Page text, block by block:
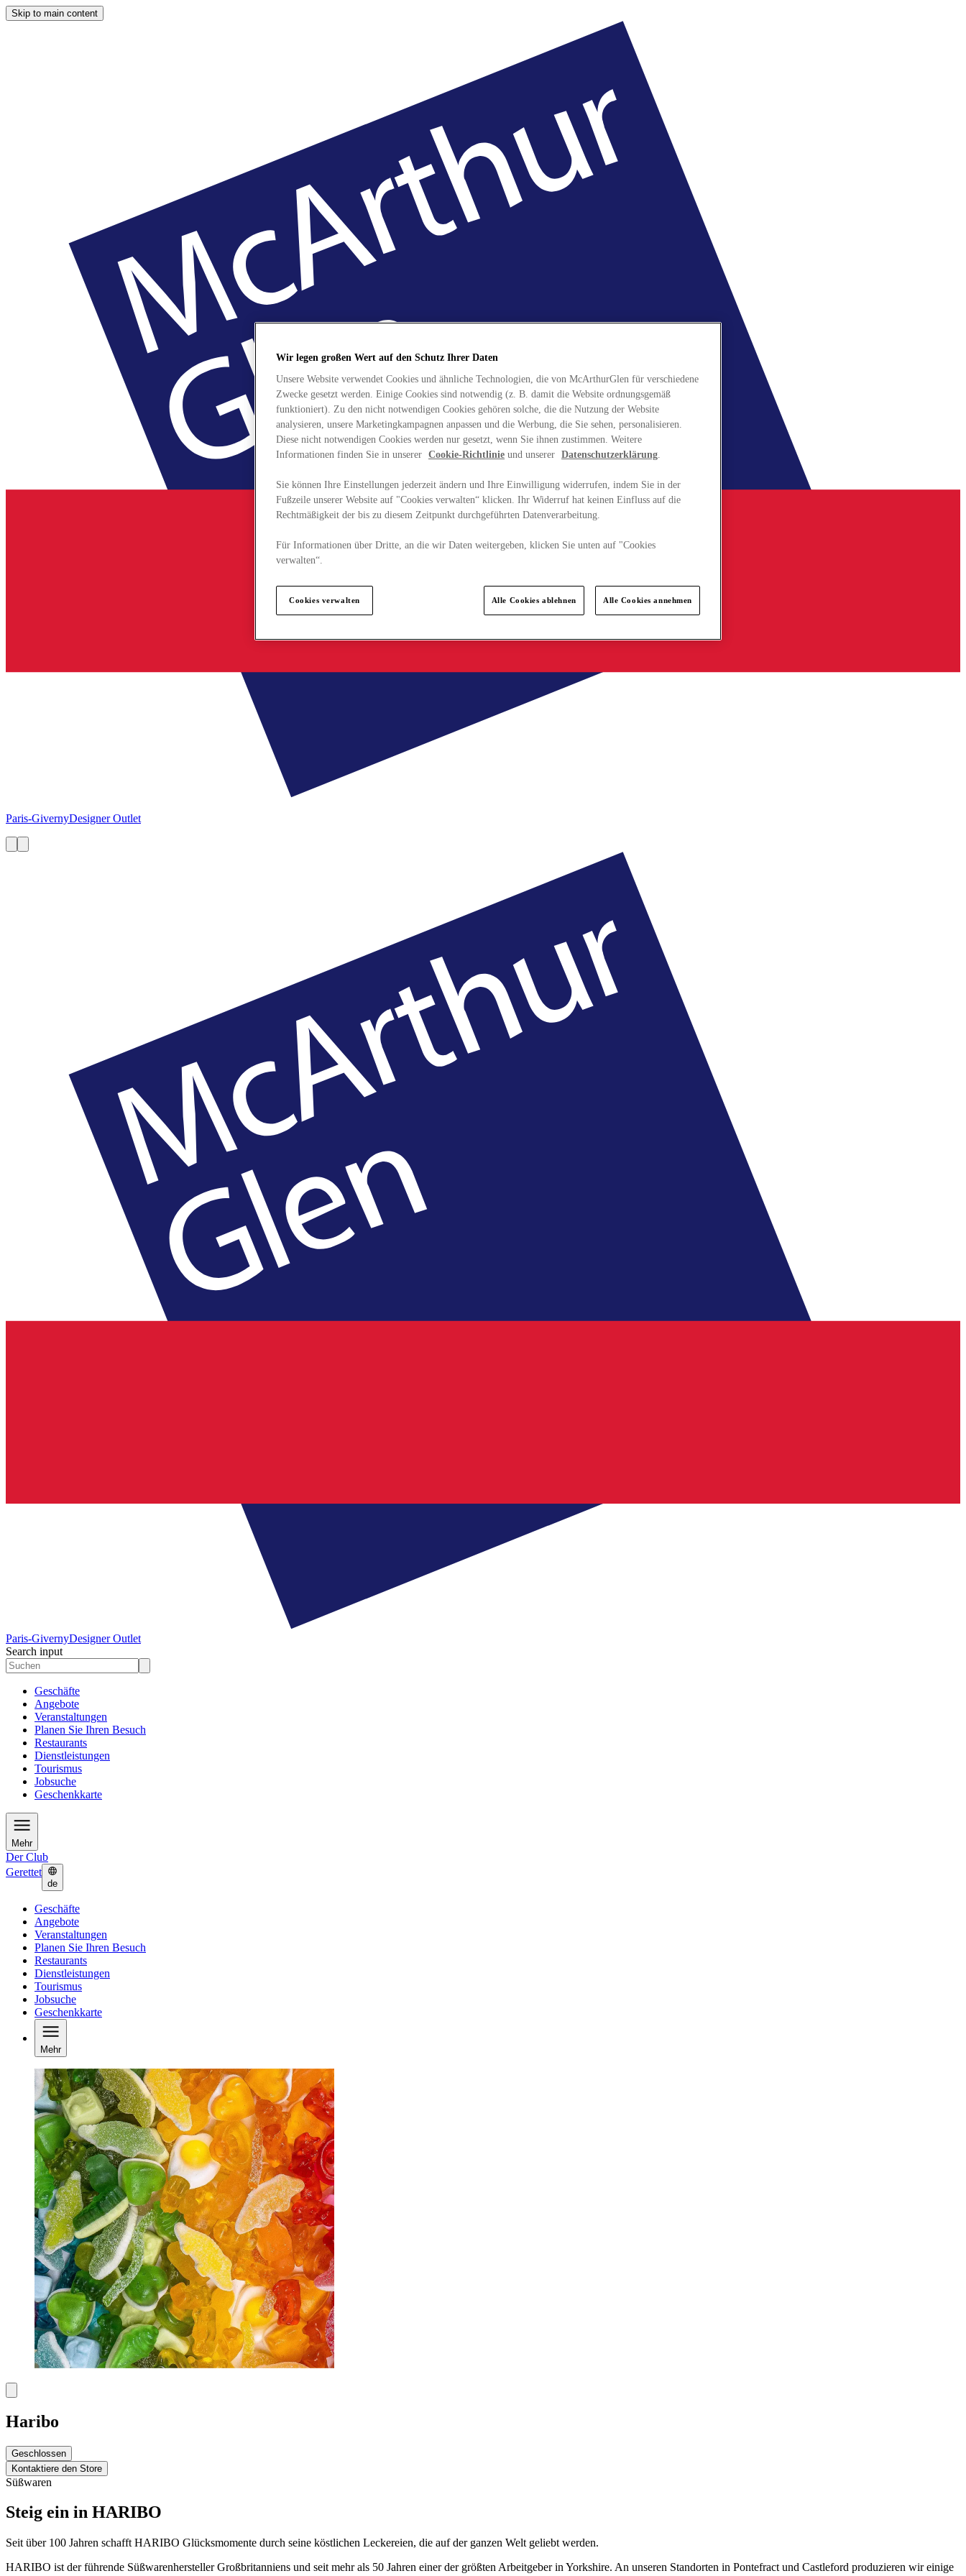
Skip to main content
Paris-GivernyDesigner Outlet
Paris-GivernyDesigner Outlet
Search input
Geschäfte
Angebote
Veranstaltungen
Planen Sie Ihren Besuch
Restaurants
Dienstleistungen
Tourismus
Jobsuche
Geschenkkarte
Mehr
Der Club
Gerettet
de
Geschäfte
Angebote
Veranstaltungen
Planen Sie Ihren Besuch
Restaurants
Dienstleistungen
Tourismus
Jobsuche
Geschenkkarte
Mehr
Haribo
Geschlossen
Kontaktiere den Store
Süßwaren
Steig ein in HARIBO
Seit über 100 Jahren schafft HARIBO Glücksmomente durch seine köstlichen Leckereien, die auf der ganzen Welt geliebt werden.
HARIBO ist der führende Süßwarenhersteller Großbritanniens und seit mehr als 50 Jahren einer der größten Arbeitgeber in Yorkshire. An unseren Standorten in Pontefract und Castleford produzieren wir einige
Wir legen großen Wert auf den Schutz Ihrer Daten
Unsere Website verwendet Cookies und ähnliche Technologien, die von McArthurGlen für verschiedene
Zwecke gesetzt werden. Einige Cookies sind notwendig (z. B. damit die Website ordnungsgemäß
funktioniert). Zu den nicht notwendigen Cookies gehören solche, die die Nutzung der Website
analysieren, unsere Marketingkampagnen anpassen und die Werbung, die Sie sehen, personalisieren.
Diese nicht notwendigen Cookies werden nur gesetzt, wenn Sie ihnen zustimmen. Weitere
Informationen finden Sie in unserer Cookie-Richtlinie und unserer Datenschutzerklärung.
Sie können Ihre Einstellungen jederzeit ändern und Ihre Einwilligung widerrufen, indem Sie in der
Fußzeile unserer Website auf "Cookies verwalten“ klicken. Ihr Widerruf hat keinen Einfluss auf die
Rechtmäßigkeit der bis zu diesem Zeitpunkt durchgeführten Datenverarbeitung.
Für Informationen über Dritte, an die wir Daten weitergeben, klicken Sie unten auf "Cookies
verwalten“.
Cookies verwalten Alle Cookies ablehnen Alle Cookies annehmen